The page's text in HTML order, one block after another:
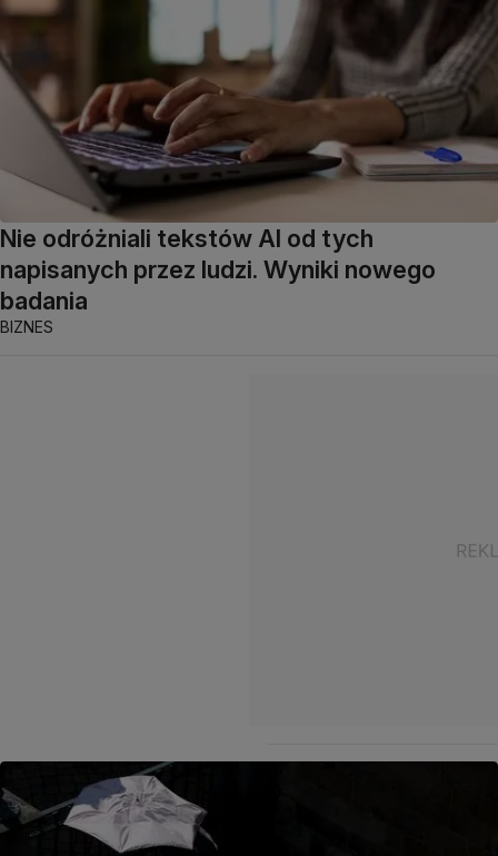
Nie odróżniali tekstów AI od tych
napisanych przez ludzi. Wyniki nowego
badania
BIZNES